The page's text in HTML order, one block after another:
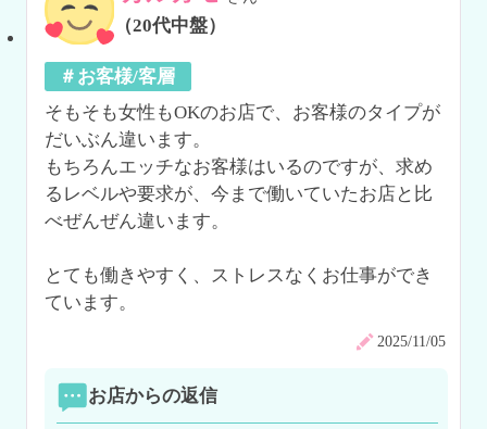
（20代中盤）
＃お客様/客層
そもそも女性もOKのお店で、お客様のタイプが
だいぶん違います。
もちろんエッチなお客様はいるのですが、求め
るレベルや要求が、今まで働いていたお店と比
べぜんぜん違います。
とても働きやすく、ストレスなくお仕事ができ
ています。
2025/11/05
お店からの返信